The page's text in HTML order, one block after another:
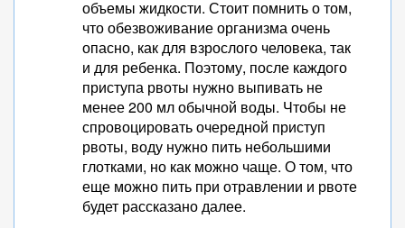
объемы жидкости. Стоит помнить о том,
что обезвоживание организма очень
опасно, как для взрослого человека, так
и для ребенка. Поэтому, после каждого
приступа рвоты нужно выпивать не
менее 200 мл обычной воды. Чтобы не
спровоцировать очередной приступ
рвоты, воду нужно пить небольшими
глотками, но как можно чаще. О том, что
еще можно пить при отравлении и рвоте
будет рассказано далее.